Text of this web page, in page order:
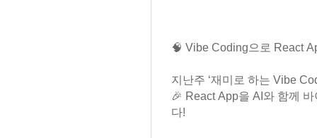
🧠 Vibe Coding으로 React
지난주 ‘재미로 하는 Vibe
🎉 React App을 AI와 함께
다!